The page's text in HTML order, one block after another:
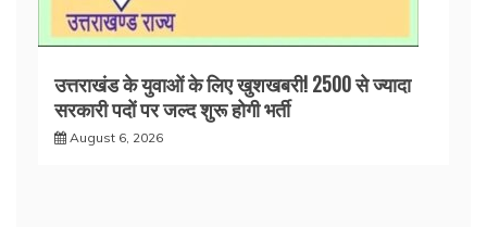
उत्तराखंड के युवाओं के लिए खुशखबरी! 2500 से ज्यादा
सरकारी पदों पर जल्द शुरू होगी भर्ती
August 6, 2026